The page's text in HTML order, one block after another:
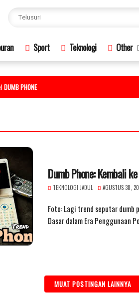
Sport Teknologi Other
DUMB PHONE
Dumb Phone: Kembali
TEKNOLOGI JADUL AGUSTUS 30,
Foto: Lagi trend seputar dumb
Dasar dalam Era Penggunaan
MUAT POSTINGAN LAINNYA